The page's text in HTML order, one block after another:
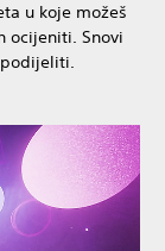
u koje možeš
ocijeniti. Snovi